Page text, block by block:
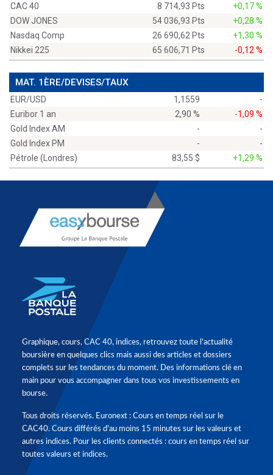
CAC 40 8 714,93 Pts
+0,17 %
DOW JONES
54 036,93 Pts
+0,28 %
Nasdaq Comp
26 690,62 Pts
+1,30 %
Nikkei 225
65 606,71 Pts -0,12 %
MAT. 1ÈRE/DEVISES/TAUX
EUR/USD 1,1559
-
Euribor 1 an
2,90 %
-1,09 %
Gold Index AM
-
-
Gold Index PM
-
-
Pétrole (Londres)
83,55 $ +1,29 %
Graphique, cours, CAC 40, indices, retrouvez toute l'actualité
boursière en quelques clics mais aussi des articles et dossiers
complets sur les tendances du moment. Des informations clé en
main pour vous accompagner dans tous vos investissements en
bourse.
Tous droits réservés. Euronext : Cours en temps réel sur le
CAC40. Cours différés d'au moins 15 minutes sur les valeurs et
autres indices. Pour les clients connectés : cours en temps réel sur
toutes valeurs et indices.